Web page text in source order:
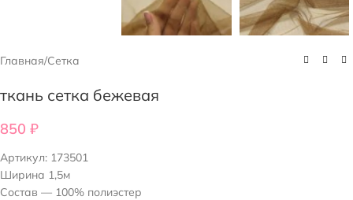
Главная/Сетка
ткань сетка бежевая
850 ₽
Артикул: 173501
Ширина 1,5м
Состав — 100% полиэстер